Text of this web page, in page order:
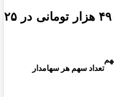
ارزش سهام عدالت ۴۹۰ هزار تومانی در ۲۵
تعداد سهم هر سهامدار